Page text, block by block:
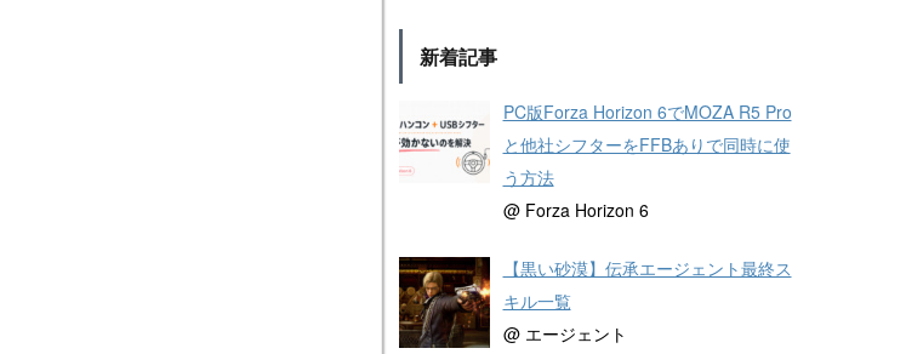
新着記事
PC版Forza Horizon 6でMOZA R5 Pro
と他社シフターをFFBありで同時に使
う方法
@ Forza Horizon 6
【黒い砂漠】伝承エージェント最終ス
キル一覧
@ エージェント